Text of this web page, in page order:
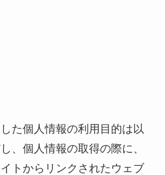
た個人情報の利用目的は以
、個人情報の取得の際に、
トからリンクされたウェブ